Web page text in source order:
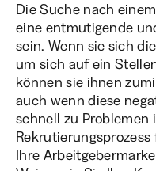
Die Suche nach
eine entmutigende
sein. Wenn sie sich
um sich auf ein
können sie ihnen
auch wenn diese
schnell zu Problemen
Ihre